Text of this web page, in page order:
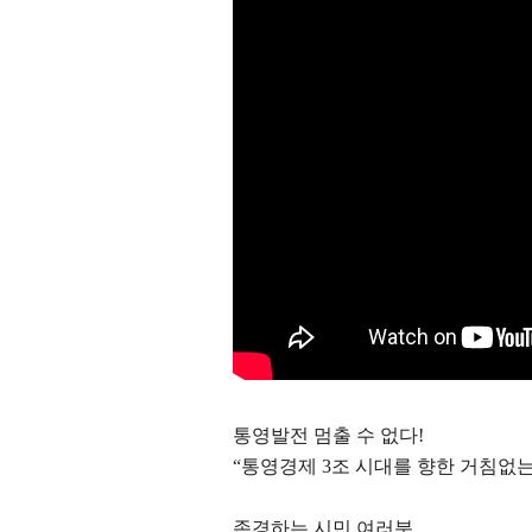
통영발전 멈출 수 없다!
“통영경제 3조 시대를 향한 거침없
존경하는 시민 여러분,